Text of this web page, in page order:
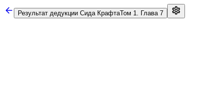
Результат дедукции Сида КрафтаТом 1. Глава 7